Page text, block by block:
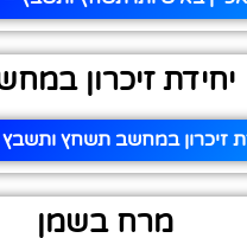
יחידת זיכרון
זיכרון במחשב תשחץ ותשבץ
מרח בשמן